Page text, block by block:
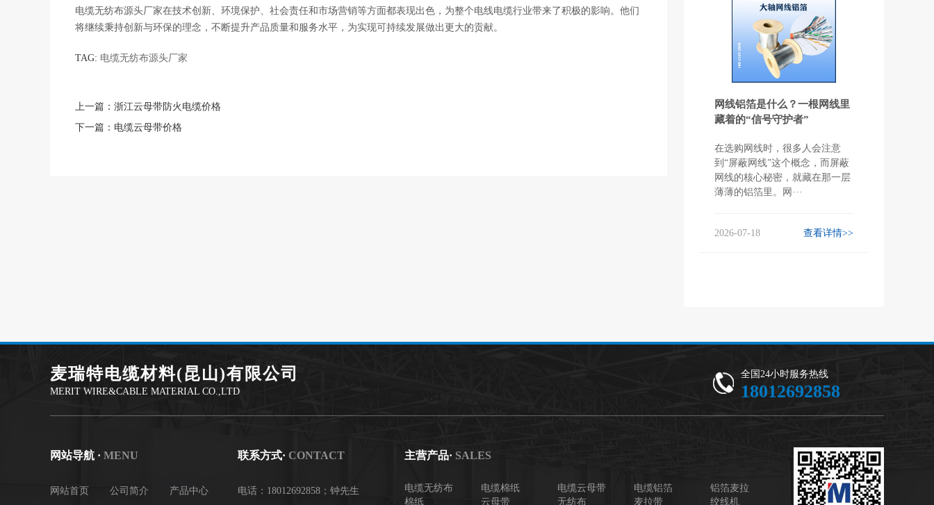
电缆无纺布源头厂家在技术创新、环境保护、社会责任和市场营销等方面都表现出色，为整个电线电缆行业带来了积极的影响。他们
将继续秉持创新与环保的理念，不断提升产品质量和服务水平，为实现可持续发展做出更大的贡献。
TAG: 电缆无纺布源头厂家
上一篇： 浙江云母带防火电缆价格
下一篇： 电缆云母带价格
网线铝箔是什么？一根网线里
藏着的“信号守护者”
在选购网线时，很多人会注意
到“屏蔽网线”这个概念，而屏蔽
网线的核心秘密，就藏在那一层
薄薄的铝箔里。网···
2026-07-18 查看详情>>
麦瑞特电缆材料(昆山)有限公司
MERIT WIRE&CABLE MATERIAL CO.,LTD
全国24小时服务热线
18012692858
网站导航 · MENU
网站首页 公司简介 产品中心
联系方式· CONTACT
电话：18012692858；钟先生
主营产品· SALES
电缆无纺布 电缆棉纸 电缆云母带 电缆铝箔
铝箔麦拉
棉纸
云母带 无纺布 麦拉带 绞线机